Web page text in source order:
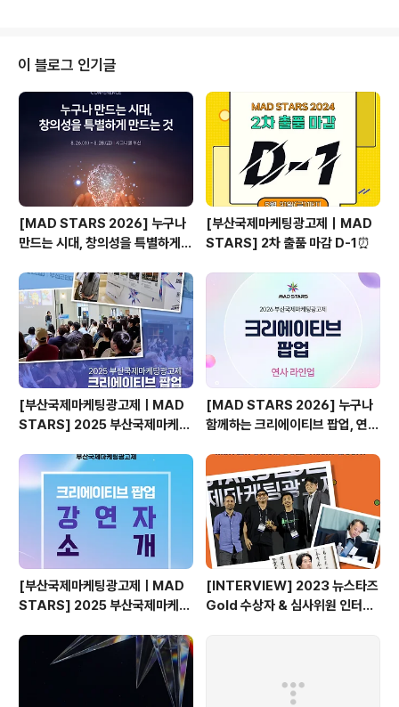
입니다. 내년에는 ‘REBOOT (팬데믹 이후 새로운 전략으
로 다시 시작)’을 주제로, 더욱 알차고 다양한 프로그램을
통해 찾아뵙겠습니다. 앞으로도 부산국제광고제에 변함없
는 관심과 성원을 부탁드리며, 다시 한번 진심으로 감사의
마음을 전합니다💓 - [Thank you💌] Thank you to e
veryone who par..
이 블로그 인기글
[MAD STARS 2026] 누구나
만드는 시대, 창의성을 특별하게
[부산국제마케팅광고제｜MAD
STARS] 2차 출품 마감 D-1⏰
[부산국제마케팅광고제ㅣMAD
STARS] 2025 부산국제마케팅
기
[MAD STARS 2026] 누구나
함께하는 크리에이티브 팝업, 연사
[부산국제마케팅광고제ㅣMAD
STARS] 2025 부산국제마케팅
소개
[INTERVIEW] 2023 뉴스타즈
Gold 수상자 & 심사위원 인터뷰